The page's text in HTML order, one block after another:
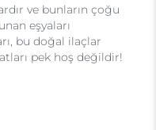
ve bunların çoğu
eşyaları
bu doğal ilaçlar
pek hoş değildir!